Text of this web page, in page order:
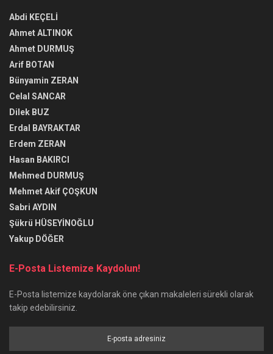
Abdi KEÇELİ
Ahmet ALTINOK
Ahmet DURMUŞ
Arif BOTAN
Bünyamin ZERAN
Celal SANCAR
Dilek BUZ
Erdal BAYRAKTAR
Erdem ZERAN
Hasan BAKIRCI
Mehmed DURMUŞ
Mehmet Akif ÇOŞKUN
Sabri AYDIN
Şükrü HÜSEYİNOĞLU
Yakup DÖĞER
E-Posta Listemize Kaydolun!
E-Posta listemize kaydolarak öne çıkan makaleleri sürekli olarak
takip edebilirsiniz.